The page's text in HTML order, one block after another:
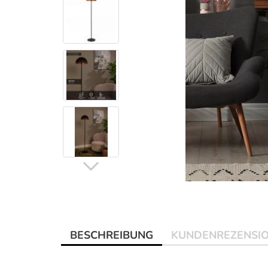
BESCHREIBUNG